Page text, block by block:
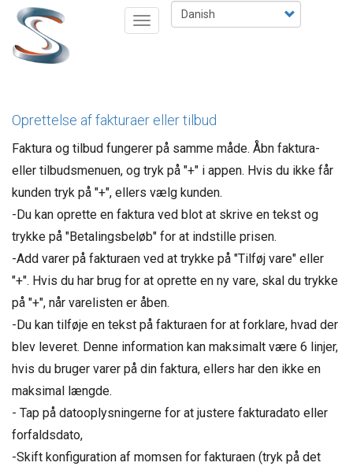
hovedindhold
Select
your
Toggle
Oprettelse af fakturaer eller tilbud
Faktura og tilbud fungerer på samme måde. Åbn faktura-
eller tilbudsmenuen, og tryk på "+" i appen. Hvis du ikke får
kunden tryk på "+", ellers vælg kunden.
-Du kan oprette en faktura ved blot at skrive en tekst og
trykke på "Betalingsbeløb" for at indstille prisen.
-Add varer på fakturaen ved at trykke på "Tilføj vare" eller
"+". Hvis du har brug for at oprette en ny vare, skal du trykke
på "+", når varelisten er åben.
-Du kan tilføje en tekst på fakturaen for at forklare, hvad der
blev leveret. Denne information kan maksimalt være 6 linjer,
hvis du bruger varer på din faktura, ellers har den ikke en
maksimal længde.
- Tap på datooplysningerne for at justere fakturadato eller
forfaldsdato,
-Skift konfiguration af momsen for fakturaen (tryk på det